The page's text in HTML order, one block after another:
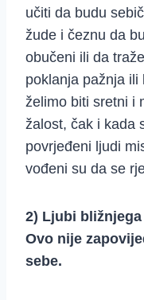
učiti da budu
žude i čeznu da
obučeni ili da
poklanja pažnja
želimo biti sretni i
žalost, čak i kada
povrjeđeni ljudi
vođeni su da se
2) Ljubi
Ovo nije
sebe.